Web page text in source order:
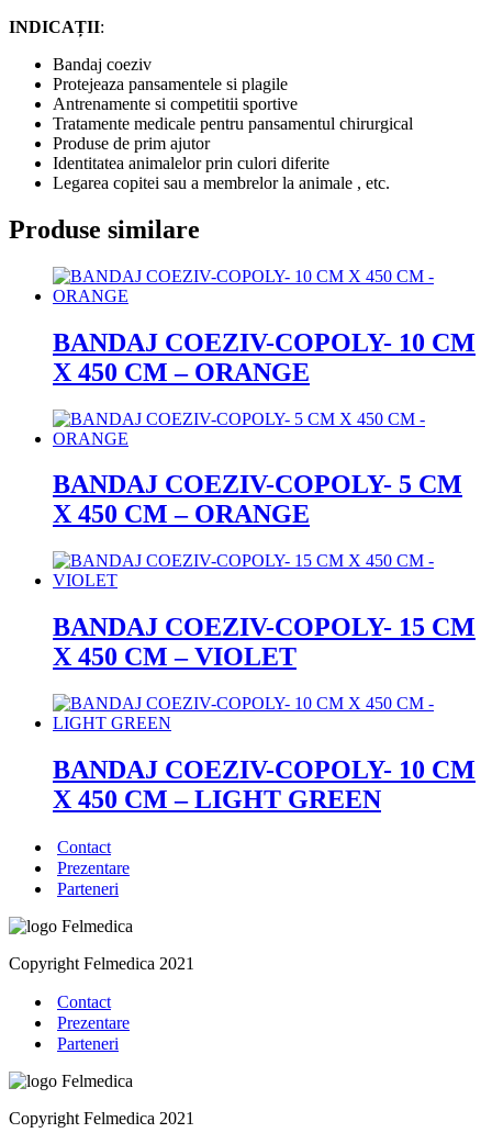
INDICAȚII:
Bandaj coeziv
Protejeaza pansamentele si plagile
Antrenamente si competitii sportive
Tratamente medicale pentru pansamentul chirurgical
Produse de prim ajutor
Identitatea animalelor prin culori diferite
Legarea copitei sau a membrelor la animale , etc.
Produse similare
BANDAJ COEZIV-COPOLY- 10 CM
X 450 CM – ORANGE
BANDAJ COEZIV-COPOLY- 5 CM
X 450 CM – ORANGE
BANDAJ COEZIV-COPOLY- 15 CM
X 450 CM – VIOLET
BANDAJ COEZIV-COPOLY- 10 CM
X 450 CM – LIGHT GREEN
Contact
Prezentare
Parteneri
Copyright Felmedica 2021
Contact
Prezentare
Parteneri
Copyright Felmedica 2021